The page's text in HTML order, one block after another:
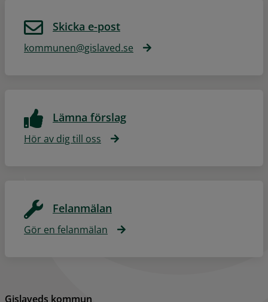
Skicka e-post
kommunen@gislaved.se
Lämna förslag
Hör av dig till oss
Felanmälan
Gör en felanmälan
Gislaveds kommun